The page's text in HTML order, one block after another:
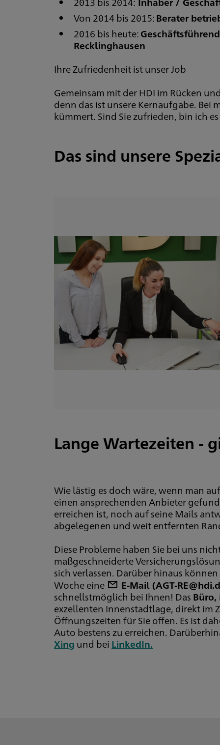
Von 2014 bis 2015:Berater
2016 bis heute:
Recklinghausen
Ihre Zufriedenheit ist unser Job
Gemeinsam mit der HDI im Rücken
denn das ist unsere Kernaufgabe. Bei
kümmert. Sind Sie zufrieden, bin ich
Das sind unsere
Lange Wartezeiten -
Wie lästig es doch wäre, wenn man
einen ansprechenden Anbieter
erreichen ist, noch auf seine Mails
abgelegenen und weit entfernten
Diese Probleme haben Sie bei uns
maßgeschneiderte
sich verlassen. Darüber hinaus
Woche eine
E-Mail (AGT-
schnellstmöglich bei Ihnen! Das Büro,
exzellenten Innenstadtlage, direkt im
Öffnungszeiten für Sie offen. Es ist
Auto bestens zu erreichen.
Xing und bei LinkedIn.